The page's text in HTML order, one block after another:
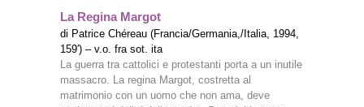
La Regina Margot
di Patrice Chéreau (Francia/Germania,/Italia, 1994,
159′) – v.o. fra sot. ita
La guerra tra cattolici e protestanti porta a un inutile
massacro. La regina Margot, costretta al
matrimonio con un uomo che non ama, deve